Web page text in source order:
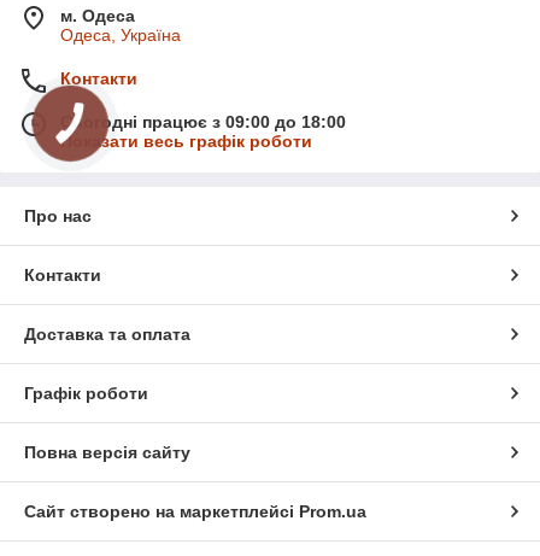
м. Одеса
Одеса, Україна
Контакти
Сьогодні працює з 09:00 до 18:00
Показати весь графік роботи
Про нас
Контакти
Доставка та оплата
Графік роботи
Повна версія сайту
Сайт створено на маркетплейсі Prom.ua